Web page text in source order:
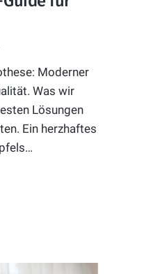
Moderner
Was wir
Lösungen
Ein herzhaftes